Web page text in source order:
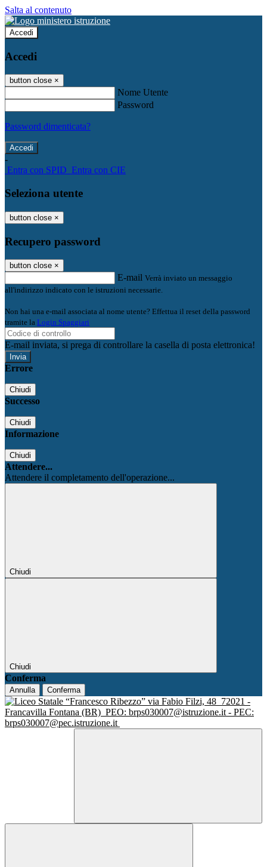
Salta al contenuto
Accedi
Accedi
button close ×
Nome Utente
Password
Password dimenticata?
-
Entra con SPID Entra con CIE
Seleziona utente
button close ×
Recupero password
button close ×
E-mail Verrà inviato un messaggio
all'indirizzo indicato con le istruzioni necessarie.
Non hai una e-mail associata al nome utente? Effettua il reset della password
tramite la Login Spaggiari
E-mail inviata, si prega di controllare la casella di posta elettronica!
Errore
Chiudi
Successo
Chiudi
Informazione
Chiudi
Attendere...
Attendere il completamento dell'operazione...
Chiudi
Chiudi
Conferma
Annulla Conferma
via Fabio Filzi, 48 72021 -
Francavilla Fontana (BR) PEO: brps030007@istruzione.it - PEC:
brps030007@pec.istruzione.it